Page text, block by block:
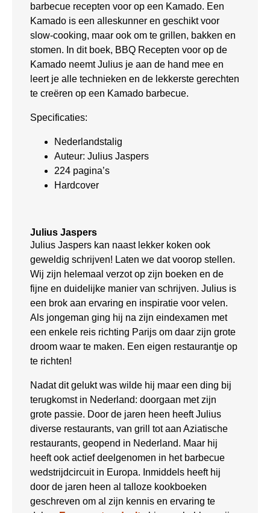
barbecue recepten voor op een Kamado. Een
Kamado is een alleskunner en geschikt voor
slow-cooking, maar ook om te grillen, bakken en
stomen. In dit boek, BBQ Recepten voor op de
Kamado neemt Julius je aan de hand mee en
leert je alle technieken en de lekkerste gerechten
te creëren op een Kamado barbecue.
Specificaties:
Nederlandstalig
Auteur: Julius Jaspers
224 pagina’s
Hardcover
Julius Jaspers
Julius Jaspers kan naast lekker koken ook
geweldig schrijven! Laten we dat voorop stellen.
Wij zijn helemaal verzot op zijn boeken en de
fijne en duidelijke manier van schrijven. Julius is
een brok aan ervaring en inspiratie voor velen.
Als jongeman ging hij na zijn eindexamen met
een enkele reis richting Parijs om daar zijn grote
droom waar te maken. Een eigen restaurantje op
te richten!
Nadat dit gelukt was wilde hij maar een ding bij
terugkomst in Nederland: doorgaan met zijn
grote passie. Door de jaren heen heeft Julius
diverse restaurants, van grill tot aan Aziatische
restaurants, geopend in Nederland. Maar hij
heeft ook actief deelgenomen in het barbecue
wedstrijdcircuit in Europa. Inmiddels heeft hij
door de jaren heen al talloze kookboeken
geschreven om al zijn kennis en ervaring te